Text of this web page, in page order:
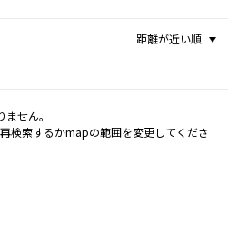
距離が近い順
せん。
検索するかmapの範囲を変更してくださ